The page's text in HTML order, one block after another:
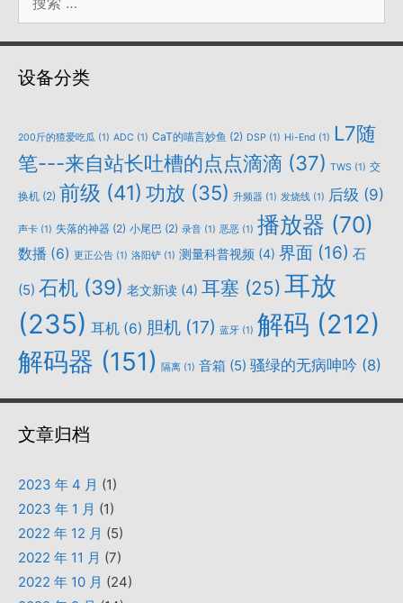
索：
设备分类
200斤的猹爱吃瓜 (1) ADC (1) CaT的喵言妙鱼 (2) DSP (1) Hi-End (1) L7随
笔---来自站长吐槽的点点滴滴 (37) TWS (1) 交
换机 (2) 前级 (41) 功放 (35) 升频器 (1) 发烧线 (1) 后级 (9)
声卡 (1) 失落的神器 (2) 小尾巴 (2) 录音 (1) 恶恶 (1) 播放器 (70)
数播 (6) 更正公告 (1) 洛阳铲 (1) 测量科普视频 (4) 界面 (16) 石
(5) 石机 (39) 老文新读 (4) 耳塞 (25) 耳放
(235) 耳机 (6) 胆机 (17) 蓝牙 (1) 解码 (212)
解码器 (151) 隔离 (1) 音箱 (5) 骚绿的无病呻吟 (8)
文章归档
2023 年 4 月 (1)
2023 年 1 月 (1)
2022 年 12 月 (5)
2022 年 11 月 (7)
2022 年 10 月 (24)